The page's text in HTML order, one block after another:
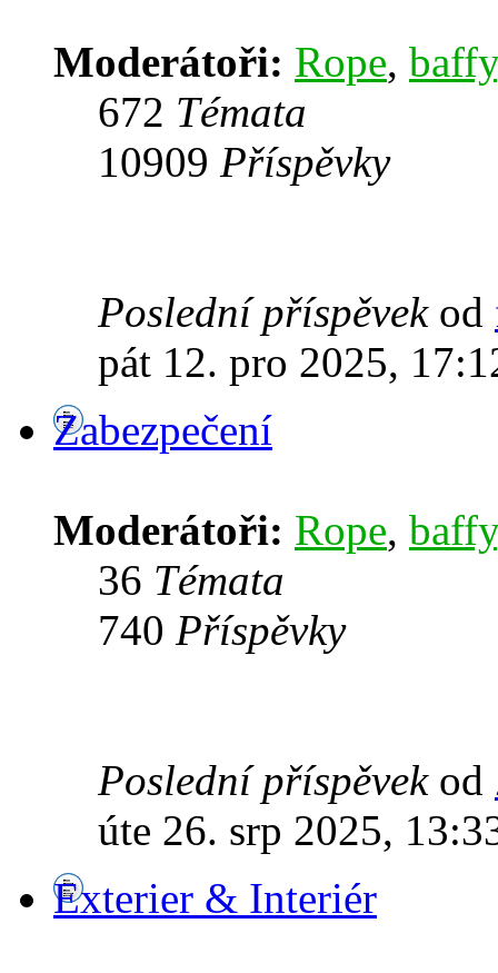
Moderátoři: Rope, baffy
672 Témata
10909 Příspěvky
Poslední příspěvekod
pát 12. pro 2025,
Zabezpečení
Moderátoři: Rope, baffy
36 Témata
740 Příspěvky
Poslední příspěvekod
úte 26. srp 2025,
Exterier & Interiér